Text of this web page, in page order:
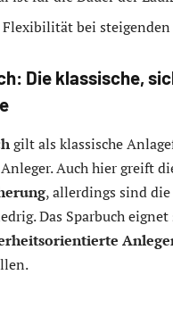
Flexibilität bei
Die klassische,
gilt als klassische
Auch hier greift
, allerdings sind
Das Sparbuch